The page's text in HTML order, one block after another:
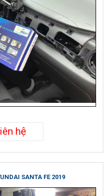
hệ
SANTA FE 2019